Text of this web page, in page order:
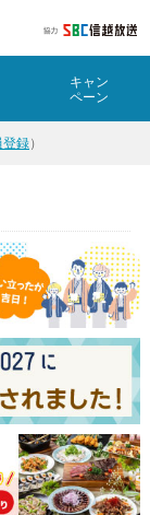
キャン
ペーン
登録）